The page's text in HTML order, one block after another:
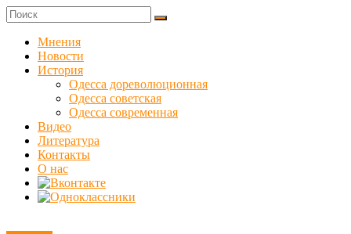
Skip
to
content
Куликовец
Сайт
одесского
сопротивления
Мнения
Новости
История
Одесса дореволюционная
Одесса советская
Одесса современная
Видео
Литература
Контакты
О нас